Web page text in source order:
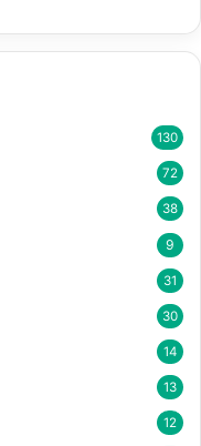
130
72
38
9
31
30
14
13
12